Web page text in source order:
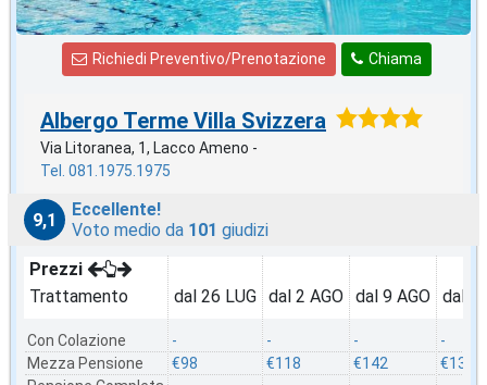
Chiama
Richiedi Preventivo/Prenotazione
Albergo Terme Villa Svizzera
Via Litoranea, 1, Lacco Ameno -
Tel. 081.1975.1975
9,1
Eccellente!
Voto medio da 101 giudizi
Prezzi
Trattamento
Con Colazione
Mezza Pensione
dal 26 LUG
-
€98
dal 2 AGO
-
€118
dal 9 AGO
-
€142
dal
-
€135